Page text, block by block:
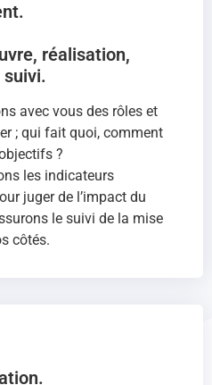
réalisation,
suivi.
avec vous des rôles et
; qui fait quoi, comment
?
les indicateurs
juger de l’impact du
le suivi de la mise
côtés.